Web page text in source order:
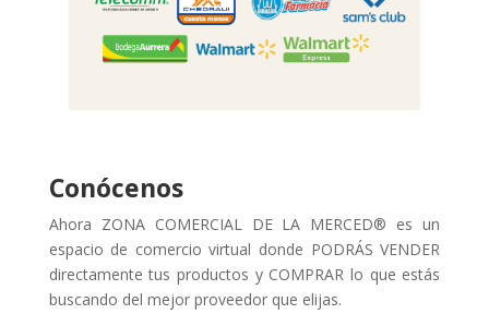
Conócenos
Ahora ZONA COMERCIAL DE LA MERCED® es un
espacio de comercio virtual donde PODRÁS VENDER
directamente tus productos y COMPRAR lo que estás
buscando del mejor proveedor que elijas.